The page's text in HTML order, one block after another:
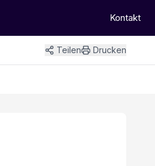
Kontakt
Teilen
Drucken